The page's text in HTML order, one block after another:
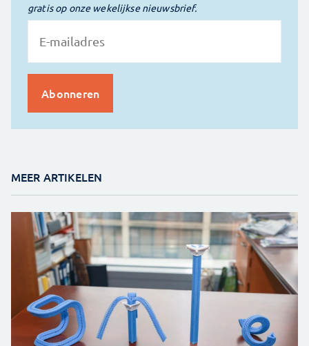
gratis op onze wekelijkse nieuwsbrief.
MEER ARTIKELEN